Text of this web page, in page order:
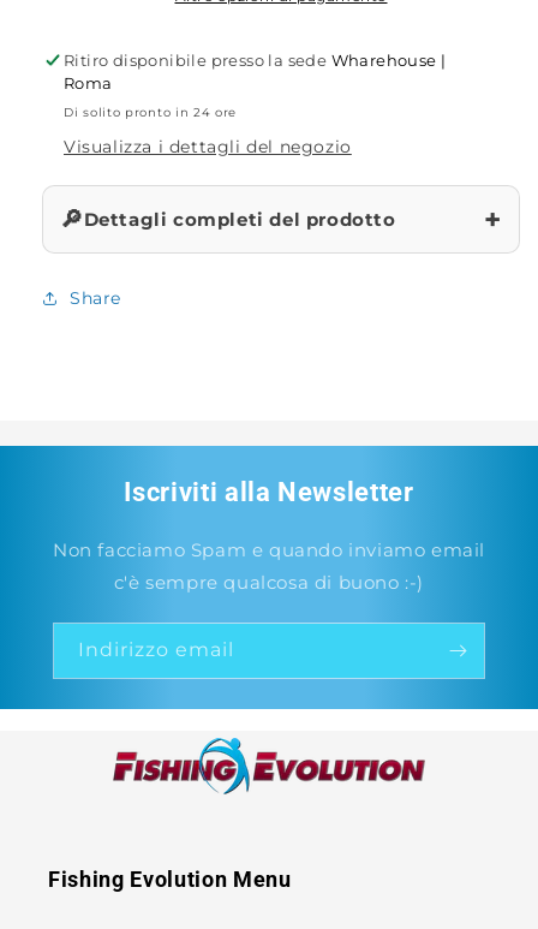
Ritiro disponibile presso la sede Wharehouse |
Roma
Di solito pronto in 24 ore
Visualizza i dettagli del negozio
🔎Dettagli completi del prodotto +
Share
Iscriviti alla Newsletter
Non facciamo Spam e quando inviamo email
c'è sempre qualcosa di buono :-)
Indirizzo email
Fishing Evolution Menu